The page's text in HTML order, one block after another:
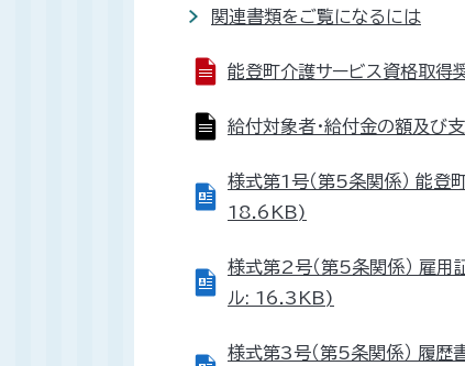
関連書類をご覧になるには
能登町介護サービス資格取
給付対象者・給付金の額及
様式第1号（第5条関係） 能
18.6KB)
様式第2号（第5条関係） 雇用
ル: 16.3KB)
様式第3号（第5条関係） 履歴